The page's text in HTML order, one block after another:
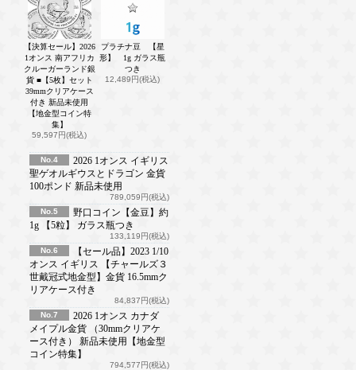
【決算セール】2026
1オンス 南アフリカ
クルーガーランド銀
貨 ■【5枚】セット
39mmクリアケース
付き 新品未使用
【地金型コイン特
集】
59,597円(税込)
プラチナ豆 【星
形】 1g ガラス瓶
つき
12,489円(税込)
No.4
2026 1オンス イギリス
聖ゲオルギウスとドラゴン 金貨
100ポンド 新品未使用
789,059円(税込)
No.5
野口コイン【金豆】約
1g 【5粒】 ガラス瓶つき
133,119円(税込)
No.6
【セール品】2023 1/10
オンス イギリス 【チャールズ３
世戴冠式地金型】金貨 16.5mmク
リアケース付き
84,837円(税込)
No.7
2026 1オンス カナダ
メイプル金貨 （30mmクリアケ
ース付き） 新品未使用【地金型
コイン特集】
794,577円(税込)